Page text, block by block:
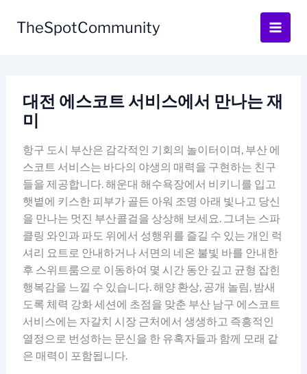
TheSpotCommunity
대전 에스코트 서비스에서 만나는 재
미
항구 도시 부산은 감각적인 기회의 놀이터이며, 부산 에
스코트 서비스는 바다의 야생의 매력을 구현하는 친구
들을 제공합니다. 해운대 해수욕장에서 비키니를 입고
햇볕에 키스한 피부가 골든 아워 조명 아래 빛나고 당신
을 만나는 멋진 부산콜걸을 상상해 보세요. 그녀는 스파
클링 와인과 파도 위에서 성행위를 즐길 수 있는 개인 럭
셔리 요트로 안내하거나 서면의 네온 불빛 바를 안내한
후 스위트룸으로 이동하여 몇 시간 동안 깊고 균형 잡힌
행복감을 느낄 수 있습니다. 해양 환상, 공개 놀림, 밤새
도록 체력 강화 세션에 초점을 맞춘 부산 남구 에스코트
서비스에는 자갈치 시장 근처에서 생생하고 즉흥적인
열정으로 번성하는 문신을 한 유혹자들과 함께 모래 같
은 매력이 포함됩니다.